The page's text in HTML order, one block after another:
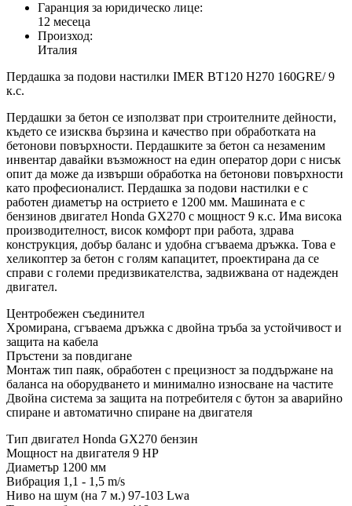
Гаранция за юридическо лице:
12 месеца
Произход:
Италия
Пердашка за подови настилки IMER BT120 H270 160GRE/ 9
к.с.
Пердашки за бетон се използват при строителните дейности,
където се изисква бързина и качество при обработката на
бетонови повърхности. Пердашките за бетон са незаменим
инвентар давайки възможност на един оператор дори с нисък
опит да може да извърши обработка на бетонови повърхности
като професионалист. Пердашка за подови настилки е с
работен диаметър на острието е 1200 мм. Машината е с
бензинов двигател Honda GX270 с мощност 9 к.с. Има висока
производителност, висок комфорт при работа, здрава
конструкция, добър баланс и удобна сгъваема дръжка. Това е
хеликоптер за бетон с голям капацитет, проектирана да се
справи с големи предизвикателства, задвижвана от надежден
двигател.
Центробежен съединител
Хромирана, сгъваема дръжка с двойна тръба за устойчивост и
защита на кабела
Пръстени за повдигане
Монтаж тип паяк, обработен с прецизност за поддържане на
баланса на оборудването и минимално износване на частите
Двойна система за защита на потребителя с бутон за аварийно
спиране и автоматично спиране на двигателя
Тип двигател Honda GX270 бензин
Мощност на двигателя 9 HP
Диаметър 1200 мм
Вибрация 1,1 - 1,5 m/s
Ниво на шум (на 7 м.) 97-103 Lwa